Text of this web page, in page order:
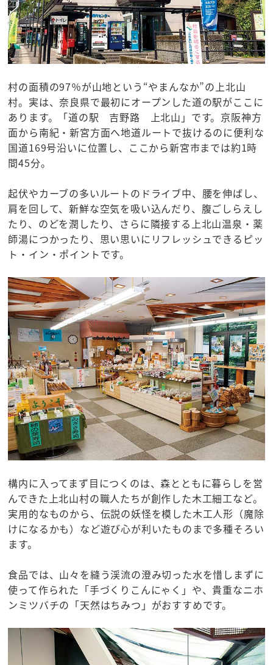
村の面積の97％が山地という“やまんなか”の上北山
村。実は、奈良県で最初にオープンした道の駅がここに
あります。「道の駅 吉野路 上北山」です。京阪神方
面から南紀・新宮方面へ地道ルートで抜けるのに便利な
国道169号沿いに位置し、ここから新宮市までは約1時
間45分。
起伏やカーブの多いルートのドライブ中、腰を伸ばし、
肩を回して、新鮮な空気を吸い込んだり、腹ごしらえし
たり、のどを潤したり、さらに隣接する上北山温泉・薬
師湯につかったり、思い思いにリフレッシュできるピッ
ト・イン・ポイントです。
構内に入ってまず目につくのは、森とともに暮らしを営
んできた上北山村の職人たちが創作した木工細工など。
実用的なものから、伝説の妖怪を模した木工人形（魔除
けになるかも）など遊び心が利いたものまで多種そろい
ます。
食品では、山々を縫う渓流の澄み切った水を惜しまずに
使って作られた「手づくりこんにゃく」や、貴重なニホ
ンミツバチの「天然はちみつ」がおすすめです。